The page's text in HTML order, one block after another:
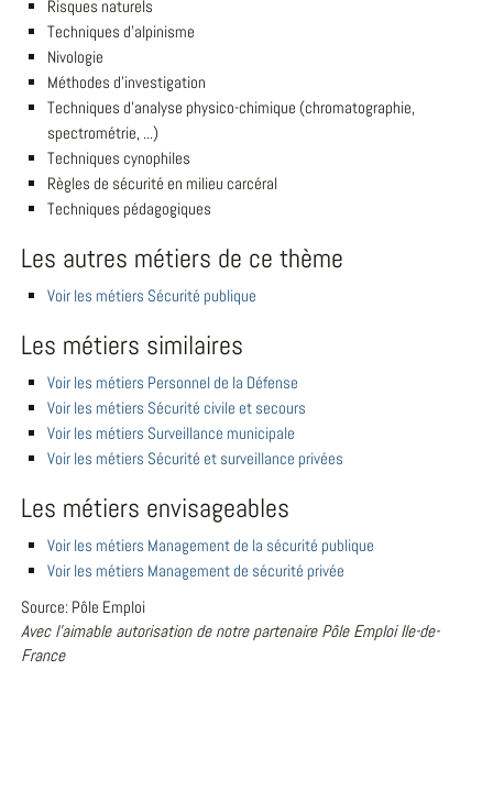
Risques naturels
Techniques d'alpinisme
Nivologie
Méthodes d'investigation
Techniques d'analyse physico-chimique (chromatographie,
spectrométrie, ...)
Techniques cynophiles
Règles de sécurité en milieu carcéral
Techniques pédagogiques
Les autres métiers de ce thème
Voir les métiers Sécurité publique
Les métiers similaires
Voir les métiers Personnel de la Défense
Voir les métiers Sécurité civile et secours
Voir les métiers Surveillance municipale
Voir les métiers Sécurité et surveillance privées
Les métiers envisageables
Voir les métiers Management de la sécurité publique
Voir les métiers Management de sécurité privée
Source: Pôle Emploi
Avec l'aimable autorisation de notre partenaire Pôle Emploi Ile-de-
France